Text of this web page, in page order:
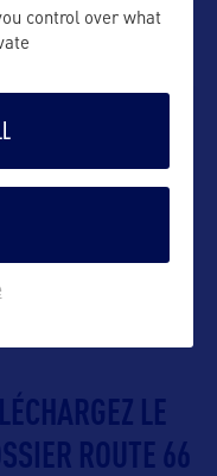
LE
ROUTE 66
control over what